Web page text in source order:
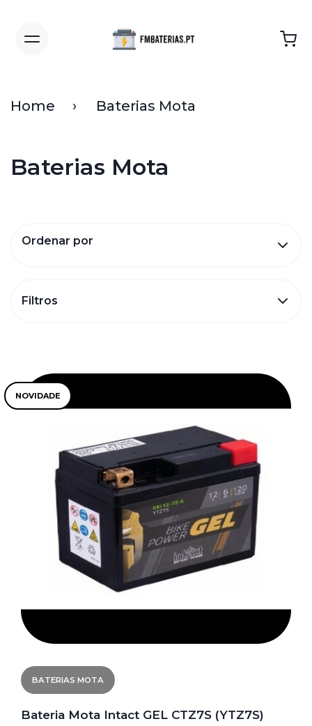
Home Baterias Mota
Baterias Mota
Filtros
Ordenar por
NOVIDADE
BATERIAS MOTA
Bateria Mota Intact GEL CTZ7S (YTZ7S)